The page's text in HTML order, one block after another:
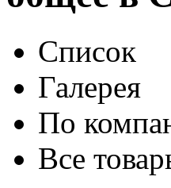
Список
Галерея
По
Все